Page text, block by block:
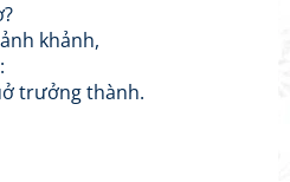
khảnh,
trưởng thành.